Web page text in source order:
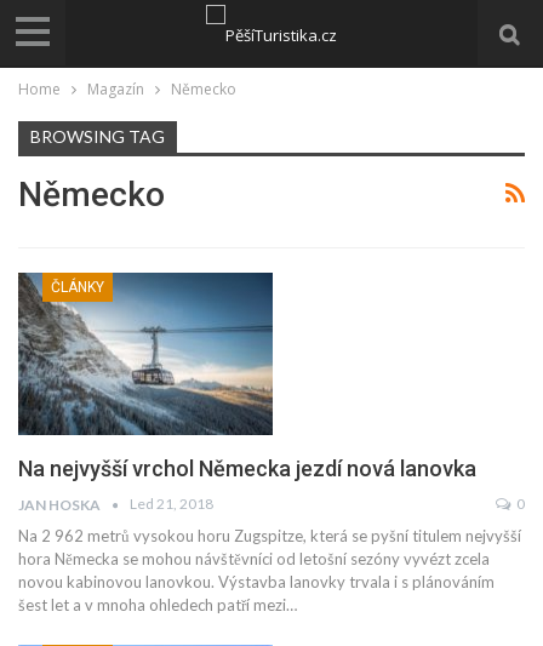
Home Magazín Německo
BROWSING TAG
Německo
ČLÁNKY
Na nejvyšší vrchol Německa jezdí nová lanovka
JAN HOSKA Led 21, 2018 0
Na 2 962 metrů vysokou horu Zugspitze, která se pyšní titulem nejvyšší
hora Německa se mohou návštěvníci od letošní sezóny vyvézt zcela
novou kabinovou lanovkou. Výstavba lanovky trvala i s plánováním
šest let a v mnoha ohledech patří mezi…